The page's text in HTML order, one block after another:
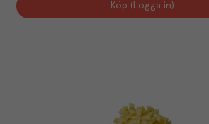
Köp (Logga in)